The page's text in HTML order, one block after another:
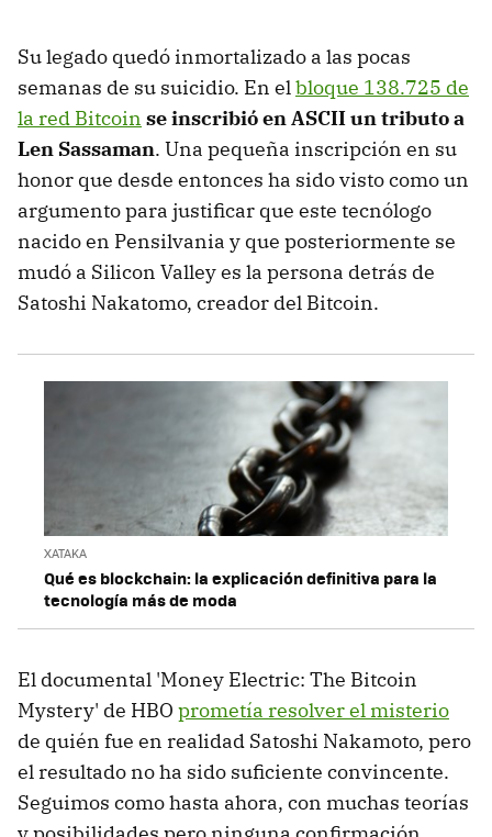
Su legado quedó inmortalizado a las pocas
semanas de su suicidio. En elbloque 138.725 de
la red Bitcoin se inscribió en ASCII un tributo a
Len Sassaman. Una pequeña inscripción en su
honor que desde entonces ha sido visto como un
argumento para justificar que este tecnólogo
nacido en Pensilvania y que posteriormente se
mudó a Silicon Valley es la persona detrás de
Satoshi Nakatomo, creador del Bitcoin.
XATAKA
Qué es blockchain: la explicación definitiva para la
tecnología más de moda
El documental 'Money Electric: The Bitcoin
Mystery' de HBO prometía resolver el misterio
de quién fue en realidad Satoshi Nakamoto, pero
el resultado no ha sido suficiente convincente.
Seguimos como hasta ahora, con muchas teorías